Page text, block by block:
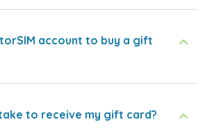
account to buy a gift
to receive my gift card?